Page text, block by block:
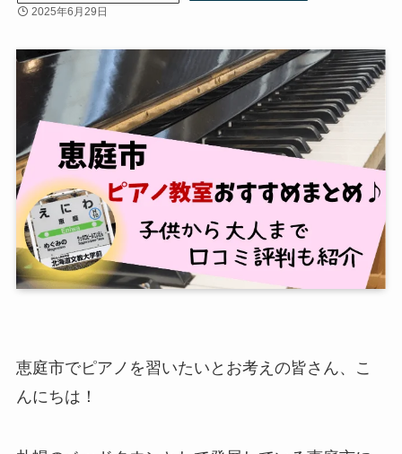
2025年6月29日
恵庭市でピアノを習いたいとお考えの皆さん、こ
んにちは！